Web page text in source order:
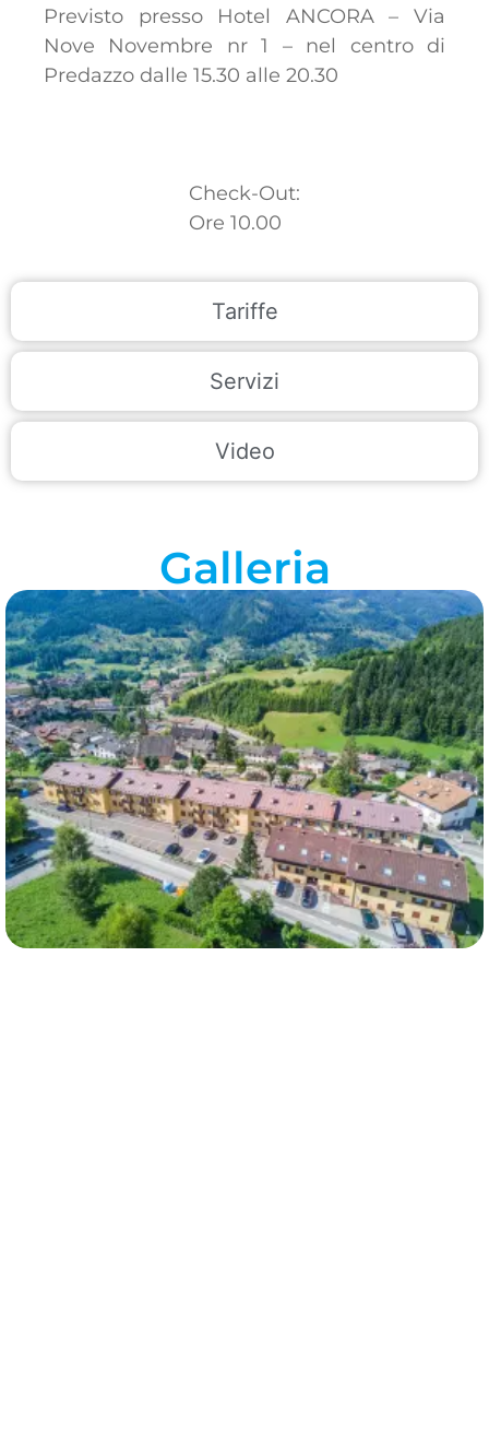
Tariffe
Servizi
Video
Previsto presso Hotel ANCORA – Via
Nove Novembre nr 1 – nel centro di
Predazzo dalle 15.30 alle 20.30
Check-Out:
Ore 10.00
Galleria